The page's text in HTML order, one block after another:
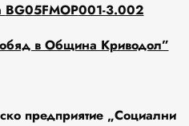
BG05FMOP001-3.002
в Община Криводол”
предприятие „Социални